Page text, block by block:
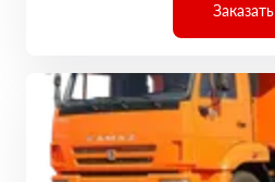
Заказать